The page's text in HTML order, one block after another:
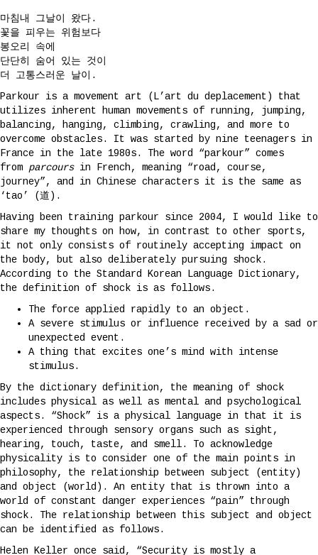
마침내 그날이 왔다.
꽃을 피우는 위험보다
봉오리 속에
단단히 숨어 있는 것이
더 고통스러운 날이.
Parkour is a movement art (L’art du deplacement) that
utilizes inherent human movements of running, jumping,
balancing, hanging, climbing, crawling, and more to
overcome obstacles. It was started by nine teenagers in
France in the late 1980s. The word “parkour” comes
from parcoursin French, meaning “road, course,
journey”, and in Chinese characters it is the same as
‘tao’ (道).
Having been training parkour since 2004, I would like to
share my thoughts on how, in contrast to other sports,
it not only consists of routinely accepting impact on
the body, but also deliberately pursuing shock.
According to the Standard Korean Language Dictionary,
the definition of shock is as follows.
The force applied rapidly to an object.
A severe stimulus or influence received by a sad or
unexpected event.
A thing that excites one’s mind with intense
stimulus.
By the dictionary definition, the meaning of shock
includes physical as well as mental and psychological
aspects. “Shock” is a physical language in that it is
experienced through sensory organs such as sight,
hearing, touch, taste, and smell. To acknowledge
physicality is to consider one of the main points in
philosophy, the relationship between subject (entity)
and object (world). An entity that is thrown into a
world of constant danger experiences “pain” through
shock. The relationship between this subject and object
can be identified as follows.
Helen Keller once said, “Security is mostly a